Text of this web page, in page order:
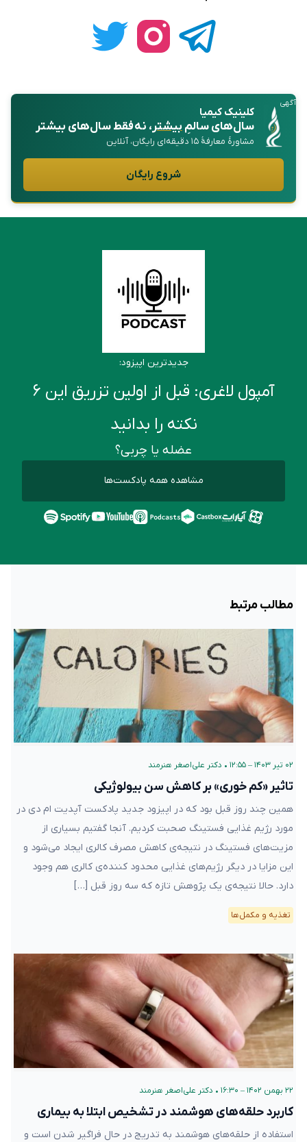
آگهی
کلینیک کیمیا
سال‌های سالمِبیشتر، نه فقط سال‌های بیشتر
مشاورهٔ معارفهٔ ۱۵ دقیقه‌ای رایگان، آنلاین
شروع رایگان
جدیدترین اپیزود:
آمپول لاغری: قبل از اولین تزریق این ۶
نکته را بدانید
عضله یا چربی؟
مشاهده همه پادکست‌ها
مطالب مرتبط
۰۲ تیر ۱۴۰۳ – ۱۲:۵۵ • دکتر علی‌اصغر هنرمند
تاثیر «کم خوری» بر کاهش سن بیولوژیکی
همین چند روز قبل بود که در اپیزود جدید پادکست آپدیت ام دی در
مورد رژیم غذایی فستینگ صحبت کردیم. آنجا گفتیم بسیاری از
مزیت‌های فستینگ در نتیجه‌ی کاهش مصرف کالری ایجاد می‌شود و
این مزایا در دیگر رژیم‌های غذایی محدود کننده‌ی کالری هم وجود
دارد. حالا نتیجه‌ی یک پژوهش تازه که سه روز قبل […]
تغذیه و مکمل‌ها
۲۲ بهمن ۱۴۰۲ – ۱۶:۳۰ • دکتر علی‌اصغر هنرمند
کاربرد حلقه‌‌های هوشمند در تشخیص ابتلا به بیماری
استفاده از حلقه‌های هوشمند به تدریج در حال فراگیر شدن است و